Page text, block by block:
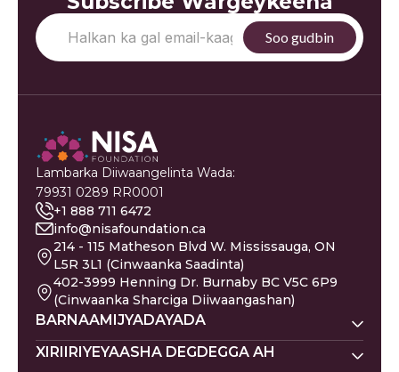
Lambarka Diiwaangelinta Wada:
79931 0289 RR0001
+1 888 711 6472
info@nisafoundation.ca
214 - 115 Matheson Blvd W. Mississauga, ON
L5R 3L1 (Cinwaanka Saadinta)
402-3999 Henning Dr. Burnaby BC V5C 6P9
(Cinwaanka Sharciga Diiwaangashan)
BARNAAMIJYADAYADA
Nisa Homes
XIRIIRIYEYAASHA DEGDEGGA AH